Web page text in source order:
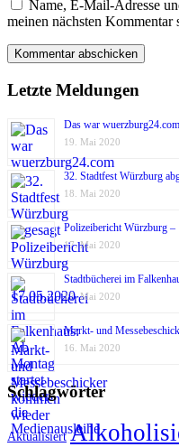
Name, E-Mail-Adresse
meinen nächsten Kommentar
Letzte Meldungen
Das war wuerzburg24.com
19. Mai 2020
32. Stadtfest Würzburg
18. Mai 2020
Polizeibericht Würzburg –
17. Mai 2020
Stadtbücherei im
17. Mai 2020
Markt- und
16. Mai 2020
Schlagwörter
Aktualisiert